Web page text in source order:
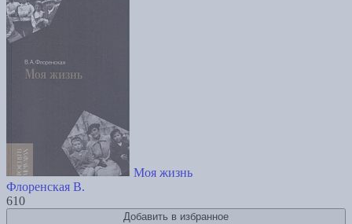
Моя жизнь
Флоренская В.
610
Добавить в избранное